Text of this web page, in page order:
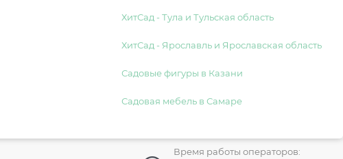
ХитСад - Тула и Тульская область
ХитСад - Ярославль и Ярославская область
Садовые фигуры в Казани
Садовая мебель в Самаре
Время работы операторов: